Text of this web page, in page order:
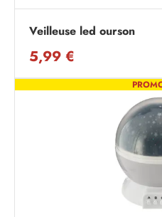
Veilleuse led ourson
5,99 €